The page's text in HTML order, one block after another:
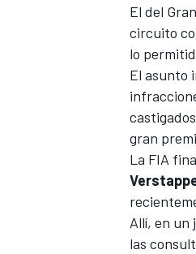
FÓRMULA E
El del
circuito
lo
El asunto
gran
La FIA
Allí, en un
las